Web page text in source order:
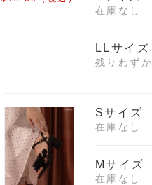
在庫なし
LLサイズ
残りわずか
Sサイズ
在庫なし
Mサイズ
在庫なし